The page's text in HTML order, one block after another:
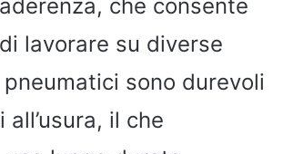
che consente
lavorare su diverse
sono durevoli
il che